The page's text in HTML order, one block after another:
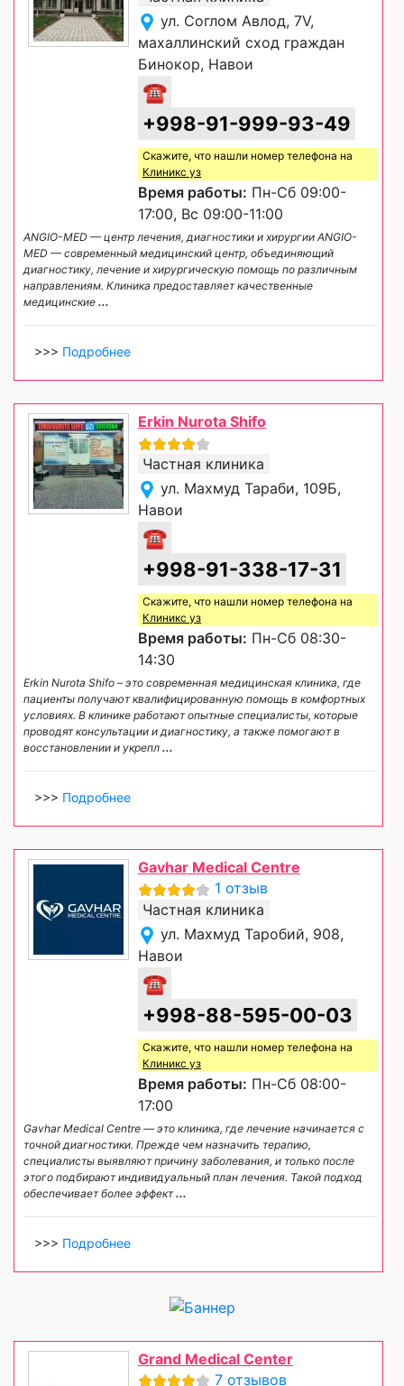
ул. Соглом Авлод, 7V,
махаллинский сход граждан
Бинокор, Навои
☎
+998-91-999-93-49
Скажите, что нашли номер телефона на
Клиникс уз
Время работы: Пн-Сб 09:00-
17:00, Вс 09:00-11:00
ANGIO-MED — центр лечения, диагностики и хирургии ANGIO-
MED — современный медицинский центр, объединяющий
диагностику, лечение и хирургическую помощь по различным
направлениям. Клиника предоставляет качественные
медицинские ...
>>> Подробнее
Erkin Nurota Shifo
Частная клиника
ул. Махмуд Тараби, 109Б,
Навои
☎
+998-91-338-17-31
Скажите, что нашли номер телефона на
Клиникс уз
Время работы: Пн-Сб 08:30-
14:30
Erkin Nurota Shifo – это современная медицинская клиника, где
пациенты получают квалифицированную помощь в комфортных
условиях. В клинике работают опытные специалисты, которые
проводят консультации и диагностику, а также помогают в
восстановлении и укрепл ...
>>> Подробнее
Gavhar Medical Centre
1 отзыв
Частная клиника
ул. Махмуд Таробий, 908,
Навои
☎
+998-88-595-00-03
Скажите, что нашли номер телефона на
Клиникс уз
Время работы: Пн-Сб 08:00-
17:00
Gavhar Medical Centre — это клиника, где лечение начинается с
точной диагностики. Прежде чем назначить терапию,
специалисты выявляют причину заболевания, и только после
этого подбирают индивидуальный план лечения. Такой подход
обеспечивает более эффект...
>>> Подробнее
Grand Medical Center
7 отзывов